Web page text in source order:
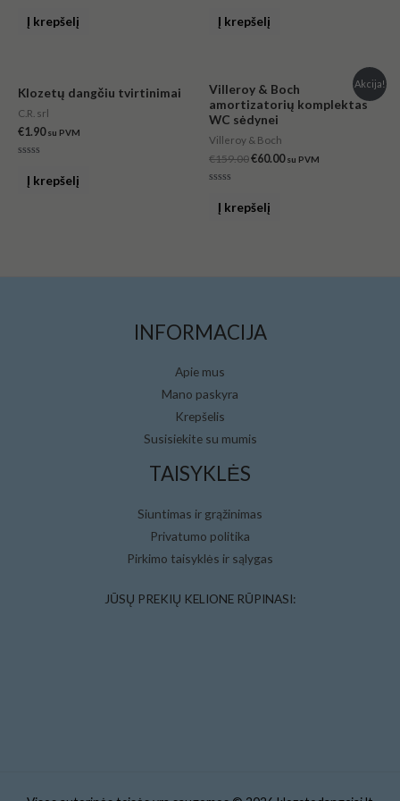
Į krepšelį Į krepšelį
Klozetų dangčiu tvirtinimai
C.R. srl
€1.90 su PVM
Į krepšelį
Akcija!
Villeroy & Boch
amortizatorių komplektas
WC sėdynei
Villeroy & Boch
€159.00
price
was:
€159.00.
€60.00
price
is:
su PVM
Į krepšelį
INFORMACIJA
Apie mus
Mano paskyra
Krepšelis
Susisiekite su mumis
TAISYKLĖS
Siuntimas ir grąžinimas
Privatumo politika
Pirkimo taisyklės ir sąlygas
JŪSŲ PREKIŲ KELIONE RŪPINASI: